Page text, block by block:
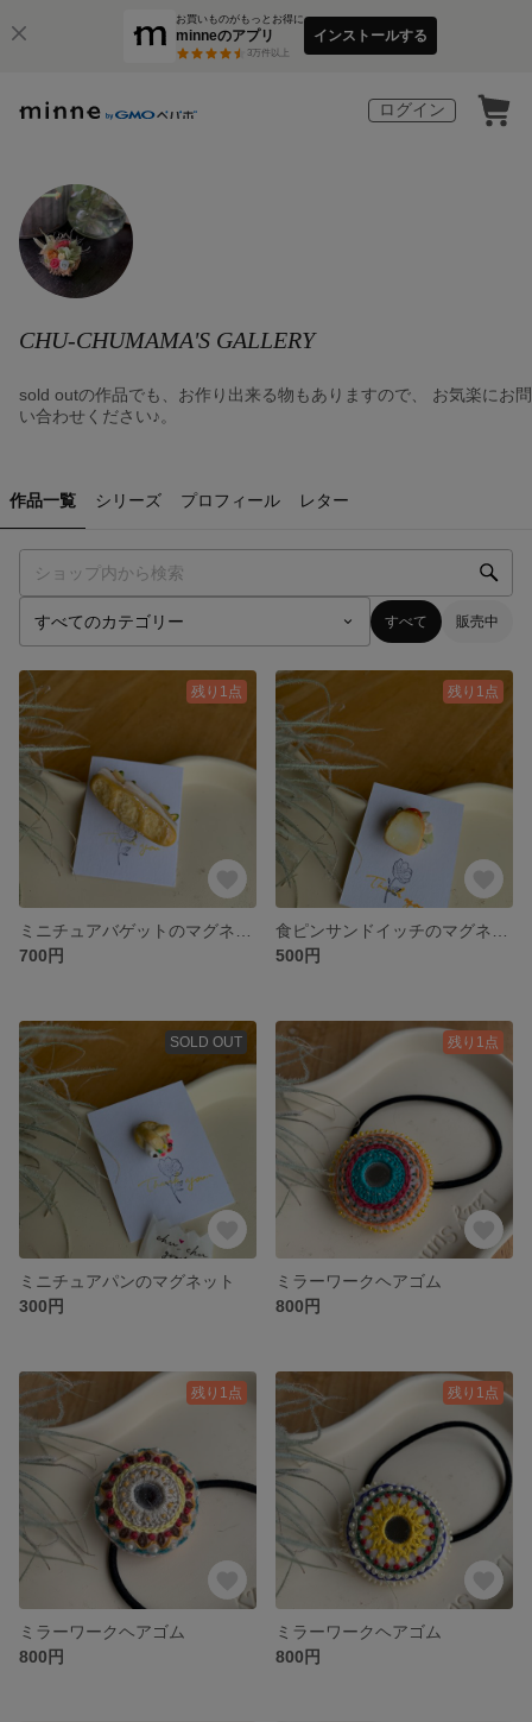
お買いものがもっとお得に
minneのアプリ
3万件以上
インストールする
ログイン
CHU-CHUMAMA'S GALLERY
sold outの作品でも、お作り出来る物もありますので、 お気楽にお問
い合わせください♪。
作品一覧 シリーズ プロフィール レター
すべて 販売中
残り1点
700円
残り1点
500円
SOLD OUT
ミニチュアパンのマグネット
300円
残り1点
ミラーワークヘアゴム
800円
残り1点
ミラーワークヘアゴム
800円
残り1点
ミラーワークヘアゴム
800円